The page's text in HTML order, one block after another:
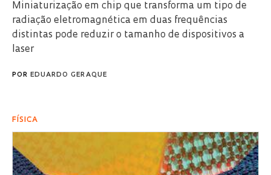
Miniaturização em chip que transforma um tipo de
radiação eletromagnética em duas frequências
distintas pode reduzir o tamanho de dispositivos a
laser
POR EDUARDO GERAQUE
FÍSICA